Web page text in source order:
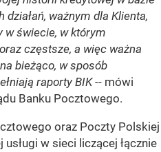
ważnym dla Klienta,
w świecie, w którym
częstsze, a więc ważna
bieżąco, w sposób
raporty BIK-- mówi
Banku Pocztowego.
oraz Poczty Polskiej
w sieci liczącej łącznie